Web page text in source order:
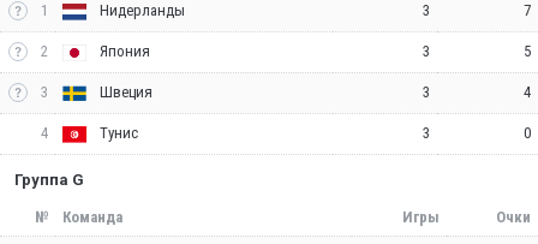
1 Нидерланды 3 7
2 Япония 3 5
3 Швеция 3 4
4 Тунис 3 0
Группа G
№ Команда Игры Очки